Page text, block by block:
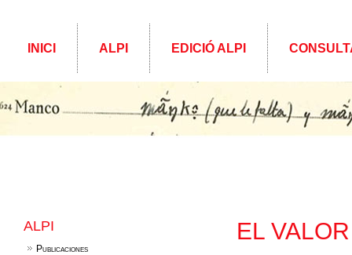
INICI ALPI EDICIÓ ALPI
ALPI
Publicaciones
EL